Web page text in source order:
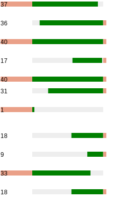
37
36
40
17
40
31
1
18
9
33
18